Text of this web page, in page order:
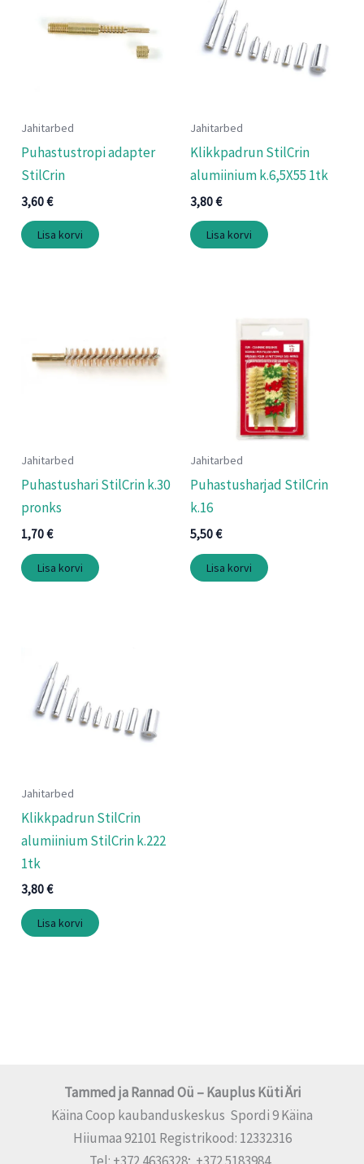
Jahitarbed
Puhastustropi adapter
StilCrin
3,60€
Lisa korvi
Jahitarbed
Klikkpadrun StilCrin
alumiinium k.6,5X55 1tk
3,80€
Lisa korvi
Jahitarbed
Puhastushari StilCrin k.30
pronks
1,70€
Lisa korvi
Jahitarbed
Puhastusharjad StilCrin
k.16
5,50€
Lisa korvi
Jahitarbed
Klikkpadrun StilCrin
alumiinium StilCrin k.222
1tk
3,80€
Lisa korvi
Tammed ja Rannad Oü – Kauplus Küti Äri
Käina Coop kaubanduskeskus Spordi 9 Käina
Hiiumaa 92101 Registrikood: 12332316